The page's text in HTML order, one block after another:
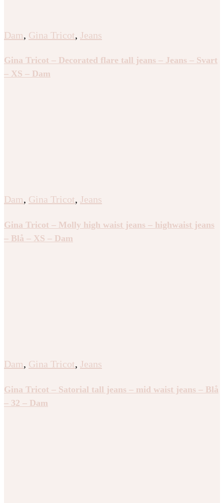
Dam, Gina Tricot, Jeans
Gina Tricot – Decorated flare tall jeans – Jeans – Svart
– XS – Dam
Dam, Gina Tricot, Jeans
Gina Tricot – Molly high waist jeans – highwaist jeans
– Blå – XS – Dam
Dam, Gina Tricot, Jeans
Gina Tricot – Satorial tall jeans – mid waist jeans – Blå
– 32 – Dam